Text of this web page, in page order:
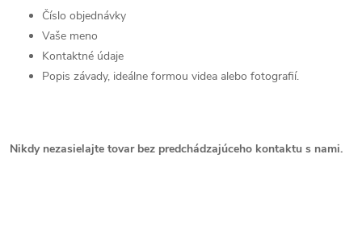
Číslo objednávky
Vaše meno
Kontaktné údaje
Popis závady, ideálne formou videa alebo fotografií.
Nikdy nezasielajte tovar bez predchádzajúceho kontaktu s nami.